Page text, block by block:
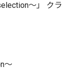
～」 クラ
～